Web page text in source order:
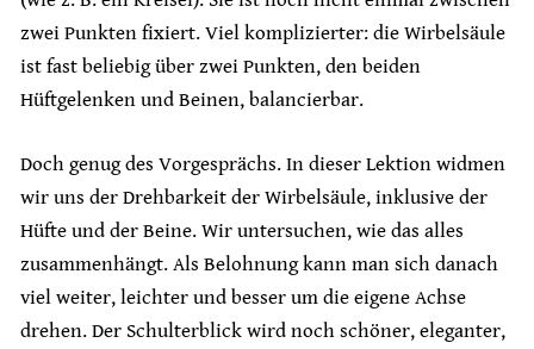
zwei Punkten fixiert. Viel komplizierter: die Wirbelsäule
ist fast beliebig über zwei Punkten, den beiden
Hüftgelenken und Beinen, balancierbar.
Doch genug des Vorgesprächs. In dieser Lektion widmen
wir uns der Drehbarkeit der Wirbelsäule, inklusive der
Hüfte und der Beine. Wir untersuchen, wie das alles
zusammenhängt. Als Belohnung kann man sich danach
viel weiter, leichter und besser um die eigene Achse
drehen. Der Schulterblick wird noch schöner, eleganter,